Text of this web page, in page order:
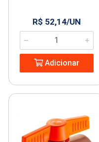
R$ 52,14/UN
Adicionar